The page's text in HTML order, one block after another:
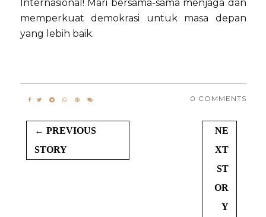
Internasional! Mari bersama-sama menjaga dan
memperkuat demokrasi untuk masa depan
yang lebih baik.
0 COMMENTS
← PREVIOUS
STORY
NE
XT
ST
OR
Y